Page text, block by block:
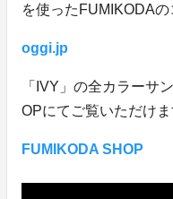
を使ったFUMIKODAの
oggi.jp
「IVY」の全カラーサ
OPにてご覧いただけ
FUMIKODA SHOP